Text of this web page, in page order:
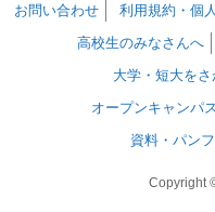
お問い合わせ 利用規約・個
高校生のみなさんへ
大学・短大をさ
オープンキャンパ
資料・パン
Copyright